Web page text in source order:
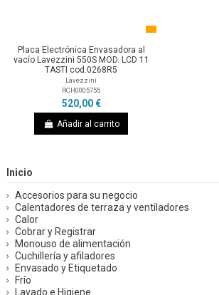
Placa Electrónica Envasadora al
vacío Lavezzini 550S MOD. LCD 11
TASTI cod.0268R5
Lavezzini
RCH0005755
520,00 €
Añadir al carrito
Inicio
Accesorios para su negocio
Calentadores de terraza y ventiladores
Calor
Cobrar y Registrar
Monouso de alimentación
Cuchillería y afiladores
Envasado y Etiquetado
Frío
Lavado e Higiene